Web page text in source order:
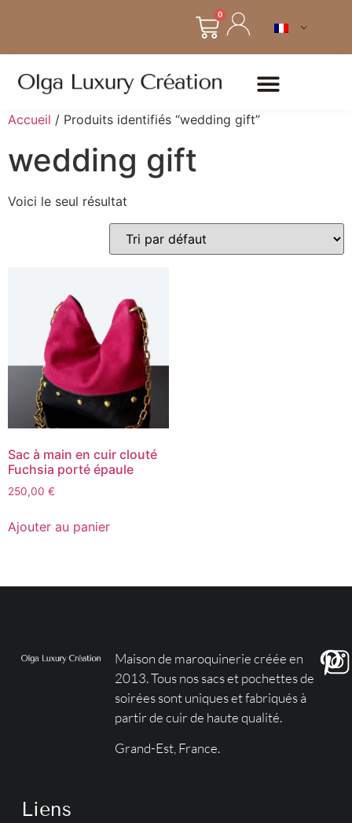
0
Accueil / Produits identifiés “wedding gift”
wedding gift
Voici le seul résultat
Sac à main en cuir clouté
Fuchsia porté épaule
250,00 €
Ajouter au panier
Maison de maroquinerie créée en
2013. Tous nos sacs et pochettes de
soirées sont uniques et fabriqués à
partir de cuir de haute qualité.
Grand-Est, France.
Liens